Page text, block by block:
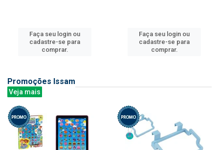
Faça seu login ou
cadastre-se para
comprar.
Faça seu login ou
cadastre-se para
comprar.
Promoções Issam
Veja mais